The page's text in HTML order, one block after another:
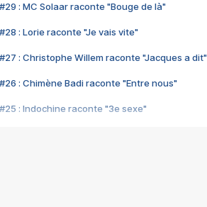
#29 : MC Solaar raconte "Bouge de là"
#28 : Lorie raconte "Je vais vite"
#27 : Christophe Willem raconte "Jacques a dit"
#26 : Chimène Badi raconte "Entre nous"
#25 : Indochine raconte "3e sexe"